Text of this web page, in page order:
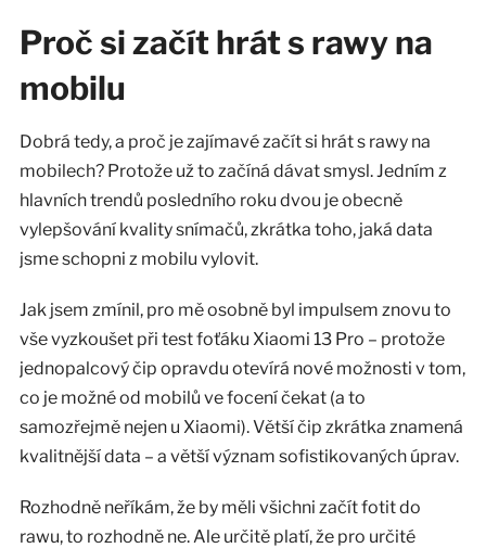
Proč si začít hrát s rawy na
mobilu
Dobrá tedy, a proč je zajímavé začít si hrát s rawy na
mobilech? Protože už to začíná dávat smysl. Jedním z
hlavních trendů posledního roku dvou je obecně
vylepšování kvality snímačů, zkrátka toho, jaká data
jsme schopni z mobilu vylovit.
Jak jsem zmínil, pro mě osobně byl impulsem znovu to
vše vyzkoušet při test foťáku Xiaomi 13 Pro – protože
jednopalcový čip opravdu otevírá nové možnosti v tom,
co je možné od mobilů ve focení čekat (a to
samozřejmě nejen u Xiaomi). Větší čip zkrátka znamená
kvalitnější data – a větší význam sofistikovaných úprav.
Rozhodně neříkám, že by měli všichni začít fotit do
rawu, to rozhodně ne. Ale určitě platí, že pro určité